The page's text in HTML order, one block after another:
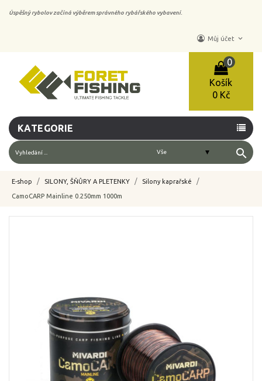
Úspěšný rybolov začíná výběrem správného rybářského vybavení.
Můj účet keyboard_arrow_down
Košík
0
0 Kč
KATEGORIE
search
E-shop SILONY, ŠŇŮRY A PLETENKY Silony kaprařské
CamoCARP Mainline 0.250mm 1000m